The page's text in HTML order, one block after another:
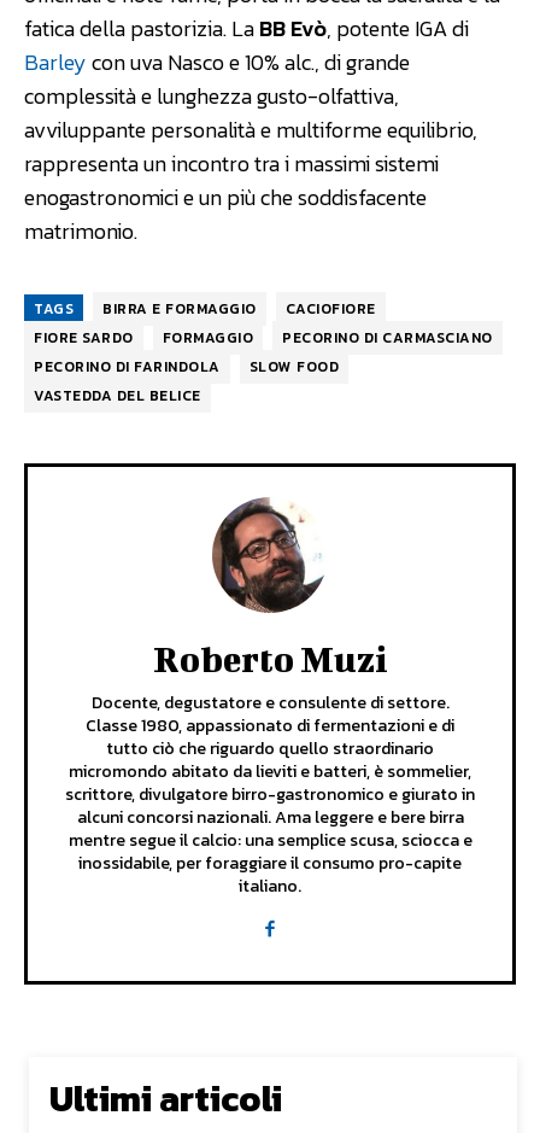
fatica della pastorizia. LaBB Evò, potente IGA di
Barleycon uva Nasco e 10% alc., di grande
complessità e lunghezza gusto-olfattiva,
avviluppante personalità e multiforme equilibrio,
rappresenta un incontro tra i massimi sistemi
enogastronomici e un più che soddisfacente
matrimonio.
TAGS BIRRA E FORMAGGIO
CACIOFIORE
FIORE SARDO
FORMAGGIO
PECORINO DI CARMASCIANO
PECORINO DI FARINDOLA
SLOW FOOD
VASTEDDA DEL BELICE
Roberto Muzi
Docente, degustatore e consulente di settore.
Classe 1980, appassionato di fermentazioni e di
tutto ciò che riguardo quello straordinario
micromondo abitato da lieviti e batteri, è sommelier,
scrittore, divulgatore birro-gastronomico e giurato in
alcuni concorsi nazionali. Ama leggere e bere birra
mentre segue il calcio: una semplice scusa, sciocca e
inossidabile, per foraggiare il consumo pro-capite
italiano.
Ultimi articoli